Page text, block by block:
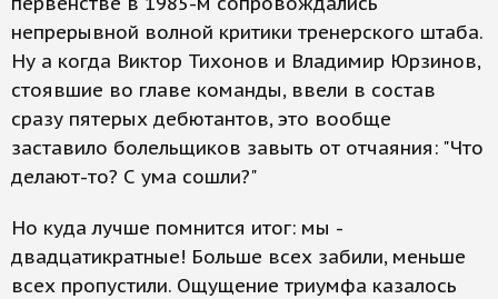
непрерывной волной критики тренерского штаба.
Ну а когда Виктор Тихонов и Владимир Юрзинов,
стоявшие во главе команды, ввели в состав
сразу пятерых дебютантов, это вообще
заставило болельщиков завыть от отчаяния: "Что
делают-то? С ума сошли?"
Но куда лучше помнится итог: мы -
двадцатикратные! Больше всех забили, меньше
всех пропустили. Ощущение триумфа казалось